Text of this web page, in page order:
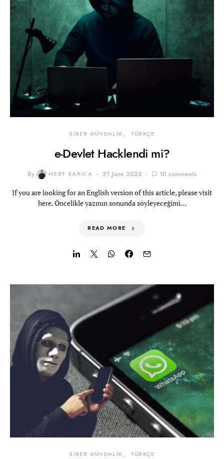
SİBER GÜVENLİK TÜRKÇE
e-Devlet Hacklendi mi?
By MERT SARICA 21 June 2023 10 comments
If you are looking for an English version of this article, please visit
here. Öncelikle yazının sonunda söyleyeceğimi…
READ MORE
SİBER GÜVENLİK TÜRKÇE